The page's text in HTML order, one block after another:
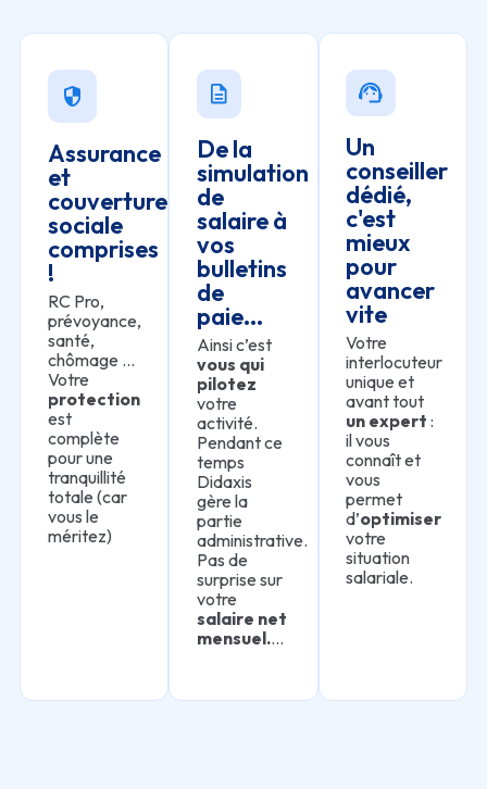
Assurance
et
couverture
sociale
comprises
!
RC Pro,
prévoyance,
santé,
chômage …
Votre
protection
est
complète
pour une
tranquillité
totale (car
vous le
méritez)
De la
simulation
de
salaire à
vos
bulletins
de
paie...
Ainsi c’est
vous qui
pilotez
votre
activité.
Pendant ce
temps
Didaxis
gère la
partie
administrative.
Pas de
surprise sur
votre
salaire net
mensuel.…
Un
conseiller
dédié,
c'est
mieux
pour
avancer
vite
Votre
interlocuteur
unique et
avant tout
un expert :
il vous
connaît et
vous
permet
d’optimiser
votre
situation
salariale.